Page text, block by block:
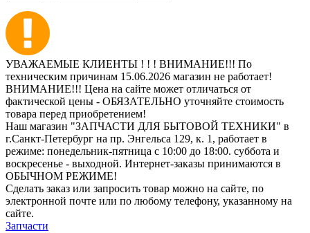
УВАЖАЕМЫЕ КЛИЕНТЫ ! ! ! ВНИМАНИЕ!!! По
техническим причинам 15.06.2026 магазин не работает!
ВНИМАНИЕ!!! Цена на сайте может отличаться от
фактической цены - ОБЯЗАТЕЛЬНО уточняйте стоимость
товара перед приобретением!
Наш магазин "ЗАПЧАСТИ ДЛЯ БЫТОВОЙ ТЕХНИКИ" в
г.Санкт-Петербург на пр. Энгельса 129, к. 1, работает в
режиме: понедельник-пятница с 10:00 до 18:00. суббота и
воскресенье - выходной. Интернет-заказы принимаются в
ОБЫЧНОМ РЕЖИМЕ!
Сделать заказ или запросить товар можно на сайте, по
электронной почте или по любому телефону, указанному на
сайте.
Запчасти